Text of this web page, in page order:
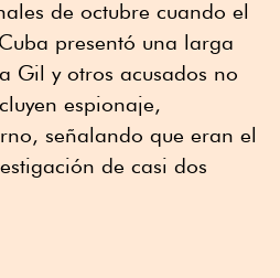
de octubre cuando el
presentó una larga
Gil y otros acusados no
espionaje,
señalando que eran el
de casi dos